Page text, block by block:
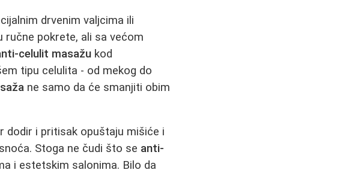
drvenim valjcima ili
ručne pokrete, ali sa većom
celulit masažu kod
tipu celulita - od mekog do
ne samo da će smanjiti obim
dodir i pritisak opuštaju mišiće i
Stoga ne čudi što se anti-
i estetskim salonima. Bilo da